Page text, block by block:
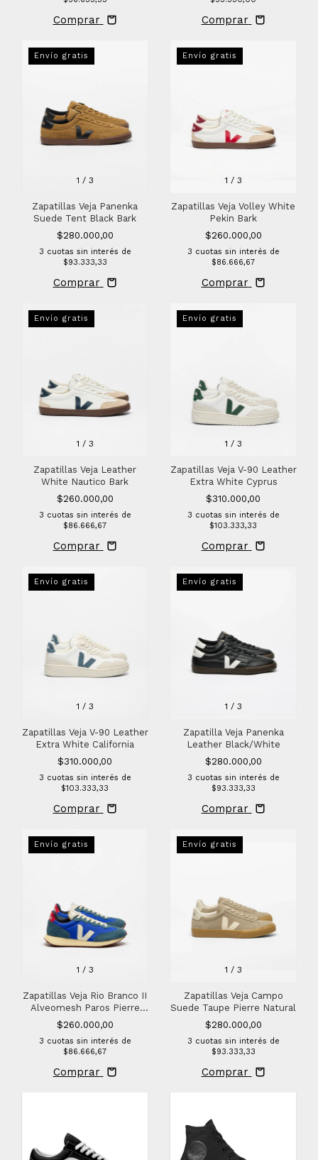
Comprar Comprar
1 / 3
Envío gratis
Zapatillas Veja Panenka
Suede Tent Black Bark
$280.000,00
3 cuotas sin interés de
$93.333,33
Comprar
1 / 3
Envío gratis
Zapatillas Veja Volley White
Pekin Bark
$260.000,00
3 cuotas sin interés de
$86.666,67
Comprar
1 / 3
Envío gratis
Zapatillas Veja Leather
White Nautico Bark
$260.000,00
3 cuotas sin interés de
$86.666,67
Comprar
1 / 3
Envío gratis
Zapatillas Veja V-90 Leather
Extra White Cyprus
$310.000,00
3 cuotas sin interés de
$103.333,33
Comprar
1 / 3
Envío gratis
Zapatillas Veja V-90 Leather
Extra White California
$310.000,00
3 cuotas sin interés de
$103.333,33
Comprar
1 / 3
Envío gratis
Zapatilla Veja Panenka
Leather Black/White
$280.000,00
3 cuotas sin interés de
$93.333,33
Comprar
1 / 3
Envío gratis
Zapatillas Veja Rio Branco II
Alveomesh Paros Pierre
Pekin
$260.000,00
3 cuotas sin interés de
$86.666,67
Comprar
1 / 3
Envío gratis
Zapatillas Veja Campo
Suede Taupe Pierre Natural
$280.000,00
3 cuotas sin interés de
$93.333,33
Comprar